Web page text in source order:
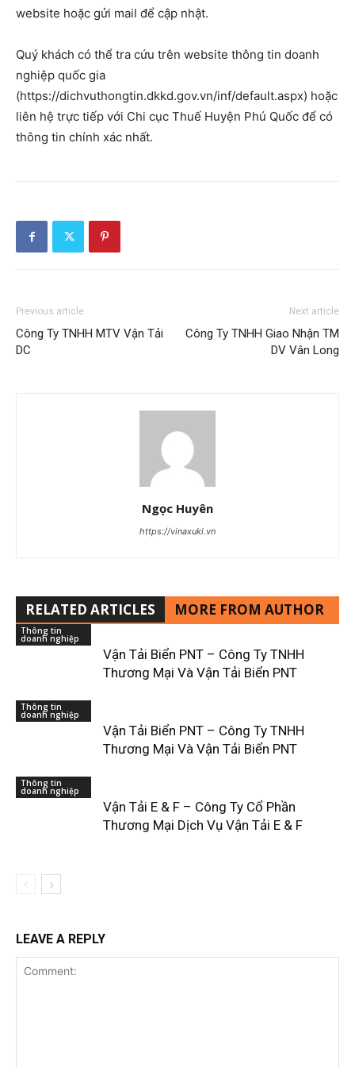
website hoặc gửi mail để cập nhật.
Quý khách có thể tra cứu trên website thông tin doanh
nghiệp quốc gia
(https://dichvuthongtin.dkkd.gov.vn/inf/default.aspx) hoặc
liên hệ trực tiếp với Chi cục Thuế Huyện Phú Quốc để có
thông tin chính xác nhất.
Previous article
Công Ty TNHH MTV Vận Tải
DC
Next article
Công Ty TNHH Giao Nhận TM
DV Vân Long
Ngọc Huyên
https://vinaxuki.vn
RELATED ARTICLES MORE FROM AUTHOR
Thông tin
doanh nghiệp
Vận Tải Biển PNT – Công Ty TNHH
Thương Mại Và Vận Tải Biển PNT
Thông tin
doanh nghiệp
Vận Tải Biển PNT – Công Ty TNHH
Thương Mại Và Vận Tải Biển PNT
Thông tin
doanh nghiệp
Vận Tải E & F – Công Ty Cổ Phần
Thương Mại Dịch Vụ Vận Tải E & F
LEAVE A REPLY